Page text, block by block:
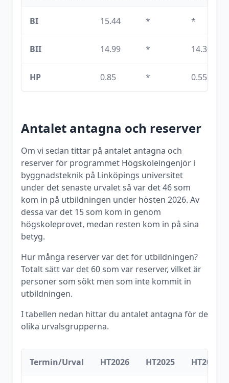
BI 15.44 * *
BII 14.99 * 14.30
HP 0.85 * 0.55
Antalet antagna och reserver
Om vi sedan tittar på antalet antagna och
reserver för programmet Högskoleingenjör i
byggnadsteknik på Linköpings universitet
under det senaste urvalet så var det46som
kom in på utbildningen under hösten 2026. Av
dessa var det 15som kom in genom
högskoleprovet, medan resten kom in på sina
betyg.
Hur många reserver var det för utbildningen?
Totalt sätt var det 60som var reserver, vilket är
personer som sökt men som inte kommit in
utbildningen.
I tabellen nedan hittar du antalet antagna för de
olika urvalsgrupperna.
Termin/Urval HT2026 HT2025 HT2024